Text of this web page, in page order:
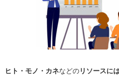
ヒト・モノ・カネなどのリソースに